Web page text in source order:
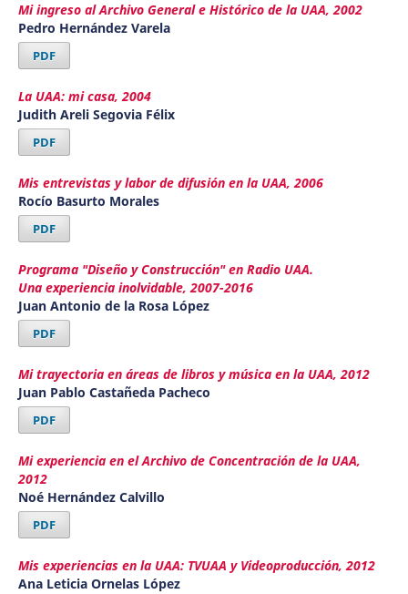
Mi ingreso al Archivo General e Histórico de la UAA, 2002
Pedro Hernández Varela
PDF
La UAA: mi casa, 2004
Judith Areli Segovia Félix
PDF
Mis entrevistas y labor de difusión en la UAA, 2006
Rocío Basurto Morales
PDF
Programa "Diseño y Construcción" en Radio UAA.
Una experiencia inolvidable, 2007-2016
Juan Antonio de la Rosa López
PDF
Mi trayectoria en áreas de libros y música en la UAA, 2012
Juan Pablo Castañeda Pacheco
PDF
Mi experiencia en el Archivo de Concentración de la UAA,
2012
Noé Hernández Calvillo
PDF
Mis experiencias en la UAA: TVUAA y Videoproducción, 2012
Ana Leticia Ornelas López